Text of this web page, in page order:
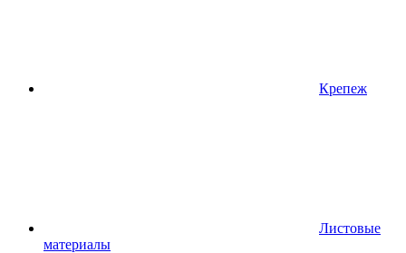
Крепеж
Листовые
материалы